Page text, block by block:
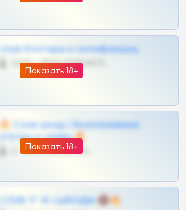
Показать 18+
слив блогерш и онлифанщиц
4675 •
Показать 18+
🔥 Слив шкод | Эксклюзивные
утечки и сливы 🔥
0 •
СЛИВ ТГ 18 | ШКОДЫ 🔞🔥